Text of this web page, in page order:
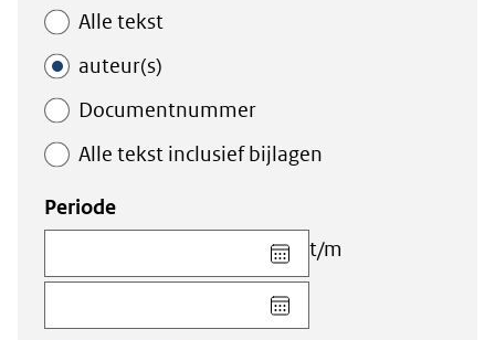
Alle tekst
auteur(s)
Documentnummer
Alle tekst inclusief bijlagen
Periode
Kies
datum
voor
veld
t/m
Kies
datum